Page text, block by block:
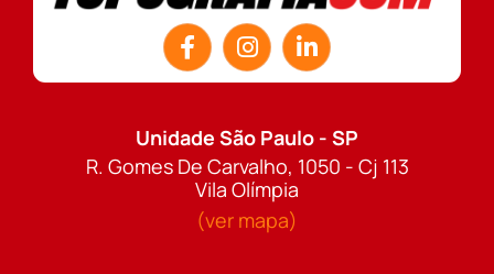
Unidade São Paulo - SP
R. Gomes De Carvalho, 1050 - Cj 113
Vila Olímpia
(ver mapa)